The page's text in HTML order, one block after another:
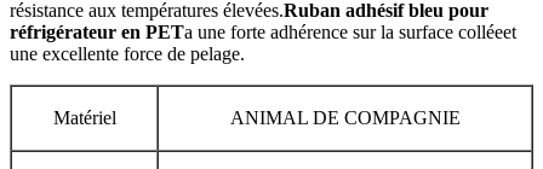
résistance aux températures élevées.Ruban adhésif bleu pour
réfrigérateur en PETa une forte adhérence sur la surface colléeet
une excellente force de pelage.
Matériel ANIMAL DE COMPAGNIE